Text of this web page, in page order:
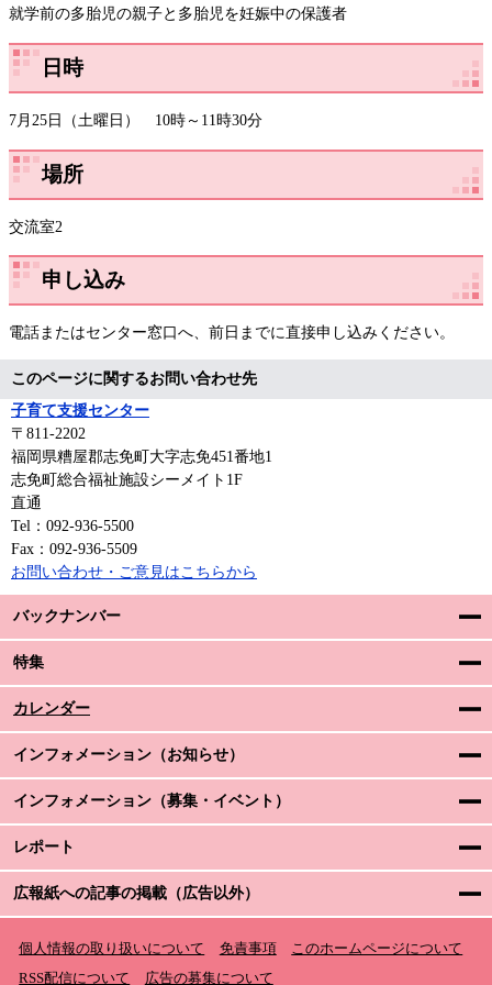
バックナンバー
特集
カレンダー
インフォメーション（お知らせ）
インフォメーション（募集・イベント）
レポート
広報紙への記事の掲載（広告以外）
就学前の多胎児の親子と多胎児を妊娠中の保護者
日時
7月25日（土曜日） 10時～11時30分
場所
交流室2
申し込み
電話またはセンター窓口へ、前日までに直接申し込みください。
このページに関するお問い合わせ先
子育て支援センター
〒811-2202
福岡県糟屋郡志免町大字志免451番地1
志免町総合福祉施設シーメイト1F
直通
Tel：092-936-5500
Fax：092-936-5509
お問い合わせ・ご意見はこちらから
個人情報の取り扱いについて 免責事項
このホームページについて
RSS配信について
広告の募集について